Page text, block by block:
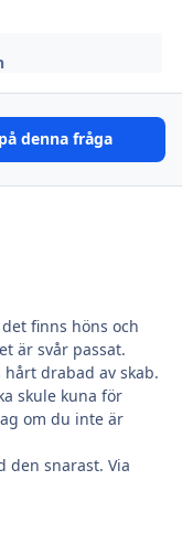
denna fråga
finns höns och
är svår passat.
hårt drabad av skab.
skule kuna för
om du inte är
den snarast. Via